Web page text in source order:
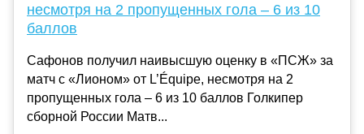
несмотря на 2 пропущенных гола – 6 из 10
баллов
Сафонов получил наивысшую оценку в «ПСЖ» за
матч с «Лионом» от L’Équipe, несмотря на 2
пропущенных гола – 6 из 10 баллов Голкипер
сборной России Матв...